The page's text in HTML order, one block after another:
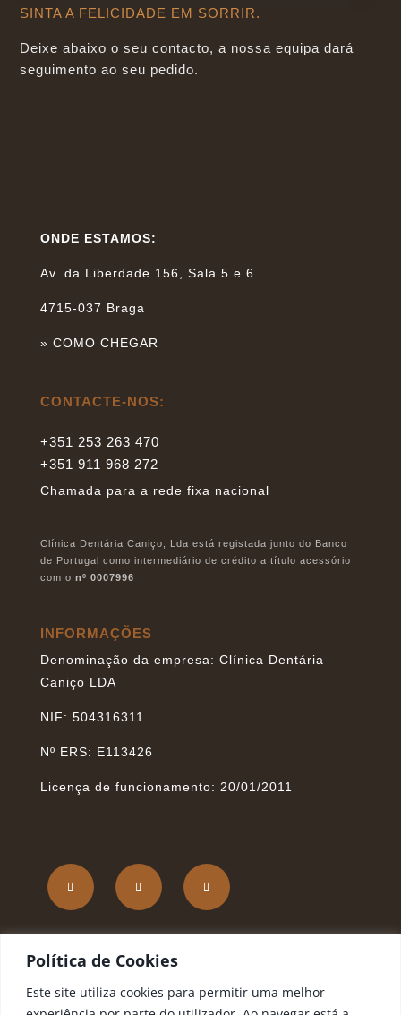
Política de Cookies
Este site utiliza cookies para permitir uma melhor
SINTA A FELICIDADE EM SORRIR.
Deixe abaixo o seu contacto, a nossa equipa dará
seguimento ao seu pedido.
ONDE ESTAMOS:
Av. da Liberdade 156, Sala 5 e 6
4715-037 Braga
» COMO CHEGAR
CONTACTE-NOS:
+351 253 263 470
+351 911 968 272
Chamada para a rede fixa nacional
Clínica Dentária Caniço, Lda está registada junto do Banco
de Portugal como intermediário de crédito a título acessório
com o nº 0007996
INFORMAÇÕES
Denominação da empresa: Clínica Dentária
Caniço LDA
NIF: 504316311
Nº ERS: E113426
Licença de funcionamento: 20/01/2011
nas PME